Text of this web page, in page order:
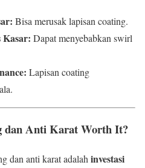
Bisa merusak lapisan coating.
Kasar: Dapat menyebabkan swirl
Lapisan coating
dan Anti Karat Worth It?
dan anti karat adalah investasi